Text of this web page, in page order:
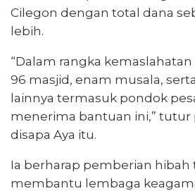
Cilegon dengan total dana
lebih.
“Dalam rangka
96 masjid, enam musala,
lainnya termasuk pondok
menerima bantuan ini,” tutur
disapa Aya itu.
Ia berharap pemberian
membantu lembaga